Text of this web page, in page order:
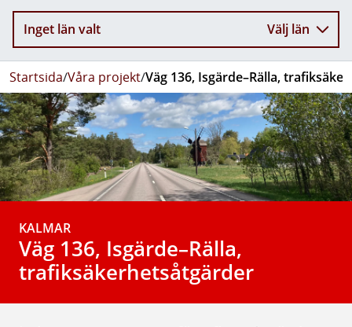
Inget län valt Välj län
Startsida/Våra projekt/Väg 136, Isgärde–Rälla,
KALMAR
Väg 136, Isgärde–Rälla,
trafiksäkerhetsåtgärder